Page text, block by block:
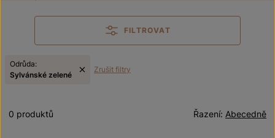
FILTROVAT
Odrůda:
Sylvánské zelené
Zrušit filtry
Abecedně
Řazení:
0 produktů